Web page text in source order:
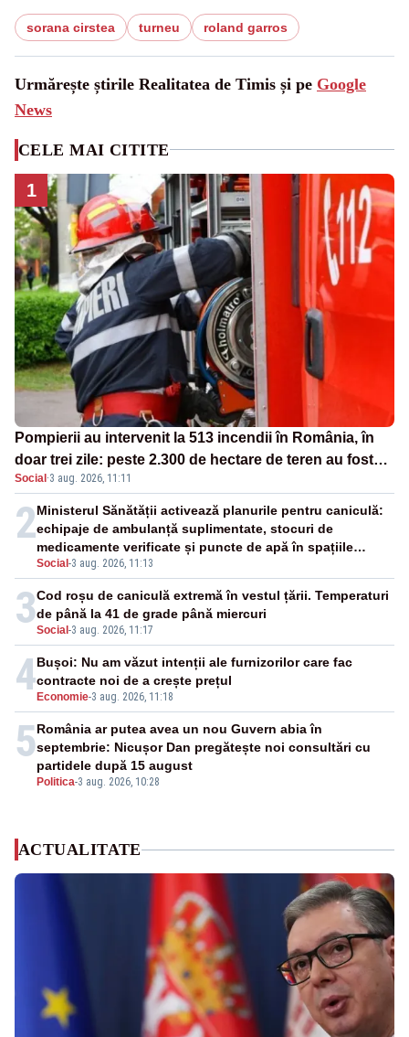
sorana cirstea turneu roland garros
Urmărește știrile Realitatea de Timis și pe Google
News
CELE MAI CITITE
1
Pompierii au intervenit la 513 incendii în România, în
doar trei zile: peste 2.300 de hectare de teren au fost
afectate
Social ·3 aug. 2026, 11:11
2
Social -3 aug. 2026, 11:13
Ministerul Sănătății activează planurile pentru caniculă:
echipaje de ambulanță suplimentate, stocuri de
medicamente verificate și puncte de apă în spațiile
publice
3Social -3 aug. 2026, 11:17
Cod roșu de caniculă extremă în vestul țării. Temperaturi
de până la 41 de grade până miercuri
4 Economie-3 aug. 2026, 11:18
Bușoi: Nu am văzut intenții ale furnizorilor care fac
contracte noi de a crește prețul
5
Politica-3 aug. 2026, 10:28
România ar putea avea un nou Guvern abia în
septembrie: Nicușor Dan pregătește noi consultări cu
partidele după 15 august
ACTUALITATE